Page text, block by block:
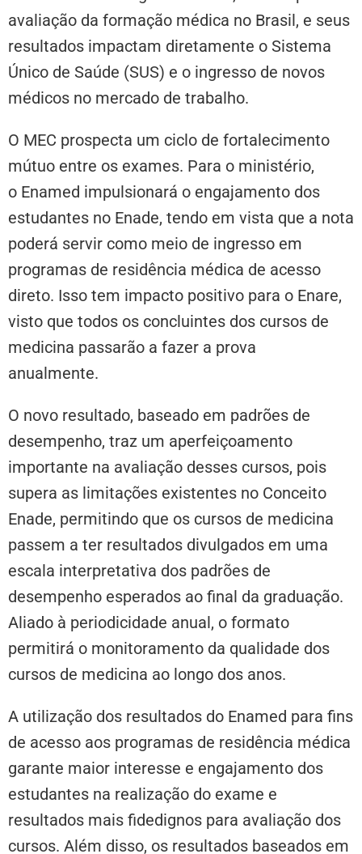
avaliação da formação médica no Brasil, e seus
resultados impactam diretamente o Sistema
Único de Saúde (SUS) e o ingresso de novos
médicos no mercado de trabalho.
O MEC prospecta um ciclo de fortalecimento
mútuo entre os exames. Para o ministério,
o Enamed impulsionará o engajamento dos
estudantes no Enade, tendo em vista que a nota
poderá servir como meio de ingresso em
programas de residência médica de acesso
direto. Isso tem impacto positivo para o Enare,
visto que todos os concluintes dos cursos de
medicina passarão a fazer a prova
anualmente.
O novo resultado, baseado em padrões de
desempenho, traz um aperfeiçoamento
importante na avaliação desses cursos, pois
supera as limitações existentes no Conceito
Enade, permitindo que os cursos de medicina
passem a ter resultados divulgados em uma
escala interpretativa dos padrões de
desempenho esperados ao final da graduação.
Aliado à periodicidade anual, o formato
permitirá o monitoramento da qualidade dos
cursos de medicina ao longo dos anos.
A utilização dos resultados do Enamed para fins
de acesso aos programas de residência médica
garante maior interesse e engajamento dos
estudantes na realização do exame e
resultados mais fidedignos para avaliação dos
cursos. Além disso, os resultados baseados em